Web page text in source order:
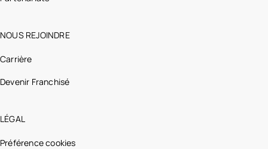
NOUS REJOINDRE
Carrière
Devenir Franchisé
LÉGAL
Préférence cookies